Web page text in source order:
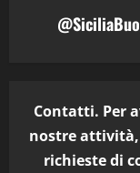
Contatti. Per
nostre
richieste di